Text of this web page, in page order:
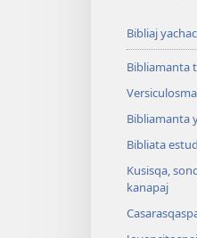
Bibliaj
Bibliamanta
Bibliamanta
Bibliata
Kusisqa,
kanapaj